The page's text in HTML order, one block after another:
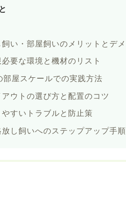
い・部屋飼いのメリットとデメ
要な環境と機材のリスト
屋スケールでの実践方法
ウトの選び方と配置のコツ
すいトラブルと防止策
し飼いへのステップアップ手順